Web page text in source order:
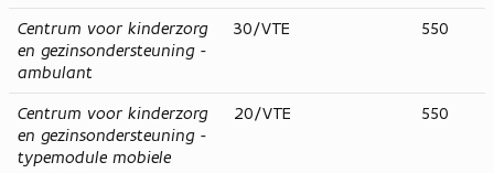
Centrum voor kinderzorg
en gezinsondersteuning -
ambulant
30/VTE 550
Centrum voor kinderzorg
en gezinsondersteuning -
typemodule mobiele
20/VTE 550